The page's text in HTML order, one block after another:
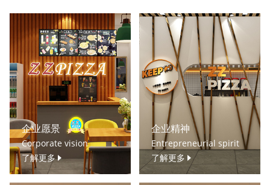
企业愿景
Corporate vision
了解更多
企业精神
Entrepreneurial spirit
了解更多